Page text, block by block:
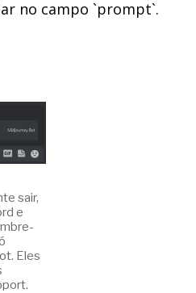
no campo `prompt`.
sair,
e
Eles